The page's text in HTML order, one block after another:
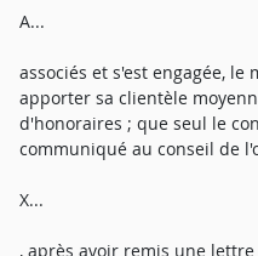
A...
associés et s'est engagée, le
apporter sa clientèle
d'honoraires ; que seul le
communiqué au conseil de
X...
, après avoir remis une